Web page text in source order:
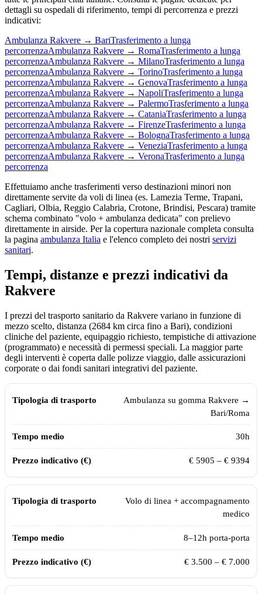
dettagli su ospedali di riferimento, tempi di percorrenza e prezzi
indicativi:
Ambulanza Rakvere → BariTrasferimento a lunga
percorrenzaAmbulanza Rakvere → RomaTrasferimento a lunga
percorrenzaAmbulanza Rakvere → MilanoTrasferimento a lunga
percorrenzaAmbulanza Rakvere → TorinoTrasferimento a lunga
percorrenzaAmbulanza Rakvere → GenovaTrasferimento a lunga
percorrenzaAmbulanza Rakvere → NapoliTrasferimento a lunga
percorrenzaAmbulanza Rakvere → PalermoTrasferimento a lunga
percorrenzaAmbulanza Rakvere → CataniaTrasferimento a lunga
percorrenzaAmbulanza Rakvere → FirenzeTrasferimento a lunga
percorrenzaAmbulanza Rakvere → BolognaTrasferimento a lunga
percorrenzaAmbulanza Rakvere → VeneziaTrasferimento a lunga
percorrenzaAmbulanza Rakvere → VeronaTrasferimento a lunga
percorrenza
Effettuiamo anche trasferimenti verso destinazioni minori non
direttamente servite da voli di linea (es. Lamezia Terme, Trapani,
Cagliari, Olbia, Reggio Calabria, Crotone, Brindisi, Pescara) tramite
schema combinato "volo + ambulanza dedicata" con prelievo
direttamente in airside. Per la copertura nazionale completa consulta
la pagina ambulanza Italia e l'elenco completo dei nostri servizi
sanitari.
Tempi, distanze e prezzi indicativi da
Rakvere
I prezzi del trasporto sanitario da Rakvere variano in funzione di
mezzo scelto, distanza (2684 km circa fino a Bari), condizioni
cliniche del paziente, equipaggio richiesto, tempistiche di attivazione
(programmato) e necessità di permessi speciali. La maggior parte
degli interventi è coperta dalle polizze viaggio, dalle assicurazioni
corporate o dai fondi sanitari integrativi del paziente.
Tempi, distanze e prezzi indicativi per il trasporto sanitario da
Rakvere
Tipologia di trasporto
Ambulanza su gomma Rakvere →
Bari/Roma
30h
€ 5905 – € 9394
Volo di linea + accompagnamento
medico
8–12h porta-porta
€ 3.500 – € 7.000